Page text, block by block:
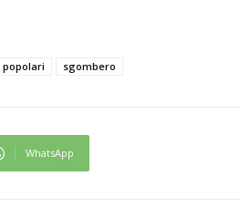
popolari sgombero
WhatsApp